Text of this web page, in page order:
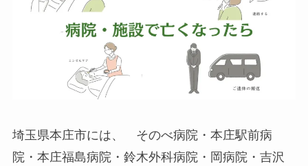
埼玉県本庄市には、 そのべ病院・本庄駅前病
院・本庄福島病院・鈴木外科病院・岡病院・吉沢